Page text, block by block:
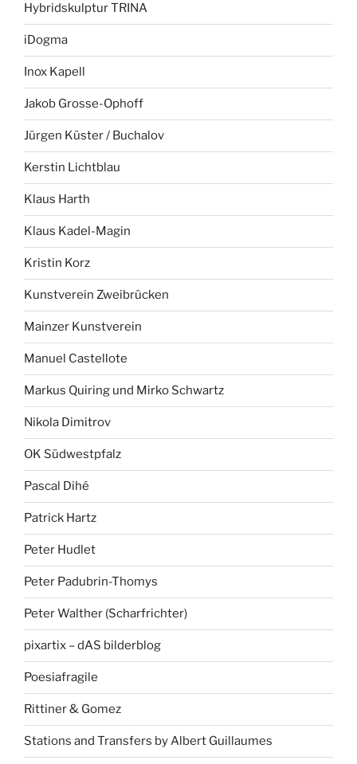
Hybridskulptur TRINA
iDogma
Inox Kapell
Jakob Grosse-Ophoff
Jürgen Küster / Buchalov
Kerstin Lichtblau
Klaus Harth
Klaus Kadel-Magin
Kristin Korz
Kunstverein Zweibrücken
Mainzer Kunstverein
Manuel Castellote
Markus Quiring und Mirko Schwartz
Nikola Dimitrov
OK Südwestpfalz
Pascal Dihé
Patrick Hartz
Peter Hudlet
Peter Padubrin-Thomys
Peter Walther (Scharfrichter)
pixartix – dAS bilderblog
Poesiafragile
Rittiner & Gomez
Stations and Transfers by Albert Guillaumes